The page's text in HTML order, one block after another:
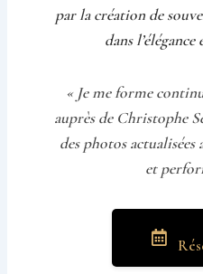
par la création de
dans
« Je me forme
auprès de Christophe
des photos actualisées
et